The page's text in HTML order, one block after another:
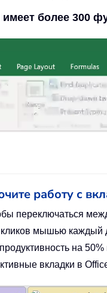
более 300
работу с
переключаться
кликов мышью
на 50%
вкладки в